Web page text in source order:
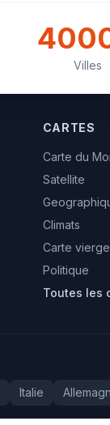
Villes
CARTES
Carte du
Satellite
Climats
Carte vierge
Politique
Toutes les
Italie